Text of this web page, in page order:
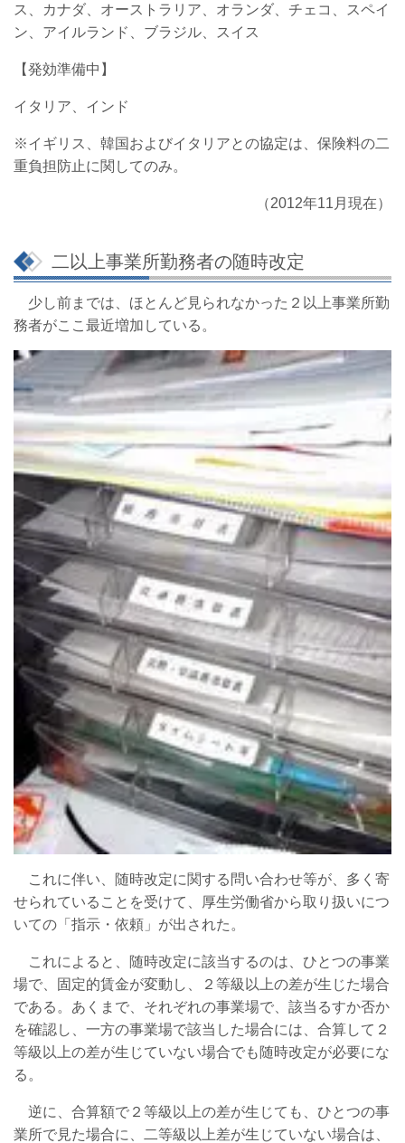
ス、カナダ、オーストラリア、オランダ、チェコ、スペイ
ン、アイルランド、ブラジル、スイス
【発効準備中】
イタリア、インド
※イギリス、韓国およびイタリアとの協定は、保険料の二
重負担防止に関してのみ。
（2012年11月現在）
二以上事業所勤務者の随時改定
少し前までは、ほとんど見られなかった２以上事業所勤
務者がここ最近増加している。
これに伴い、随時改定に関する問い合わせ等が、多く寄
せられていることを受けて、厚生労働省から取り扱いにつ
いての「指示・依頼」が出された。
これによると、随時改定に該当するのは、ひとつの事業
場で、固定的賃金が変動し、２等級以上の差が生じた場合
である。あくまで、それぞれの事業場で、該当るすか否か
を確認し、一方の事業場で該当した場合には、合算して２
等級以上の差が生じていない場合でも随時改定が必要にな
る。
逆に、合算額で２等級以上の差が生じても、ひとつの事
業所で見た場合に、二等級以上差が生じていない場合は、